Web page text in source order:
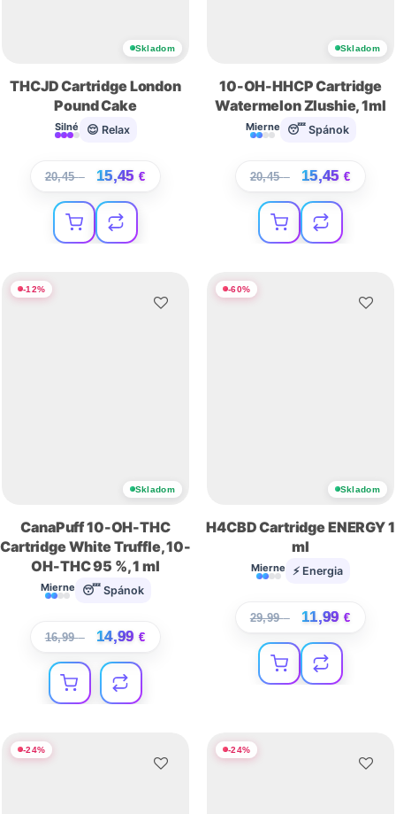
Skladom
THCJD Cartridge London
Pound Cake
Silné 😌 Relax
20,45€ 15,45 €
Skladom
10-OH-HHCP Cartridge
Watermelon Zlushie, 1ml
Mierne 😴 Spánok
20,45€ 15,45 €
-12%
Skladom
CanaPuff 10-OH-THC
Cartridge White Truffle, 10-
OH-THC 95 %, 1 ml
Mierne 😴 Spánok
16,99€ 14,99 €
-60%
Skladom
H4CBD Cartridge ENERGY 1
ml
Mierne ⚡ Energia
29,99€ 11,99 €
-24% -24%